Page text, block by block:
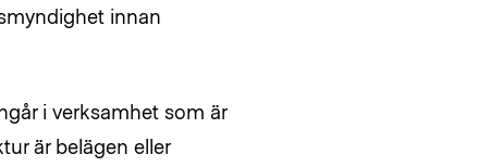
innan
i verksamhet som är
är belägen eller